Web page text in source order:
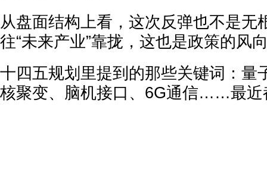
从盘面结构上看，这次反弹也不是无
往“未来产业”靠拢，这也是政策的风
十四五规划里提到的那些关键词：量
核聚变、脑机接口、6G通信……最近